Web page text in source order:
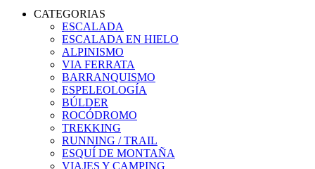
CATEGORIAS
ESCALADA
ESCALADA EN HIELO
ALPINISMO
VIA FERRATA
BARRANQUISMO
ESPELEOLOGÍA
BÚLDER
ROCÓDROMO
TREKKING
RUNNING / TRAIL
ESQUÍ DE MONTAÑA
VIAJES Y CAMPING